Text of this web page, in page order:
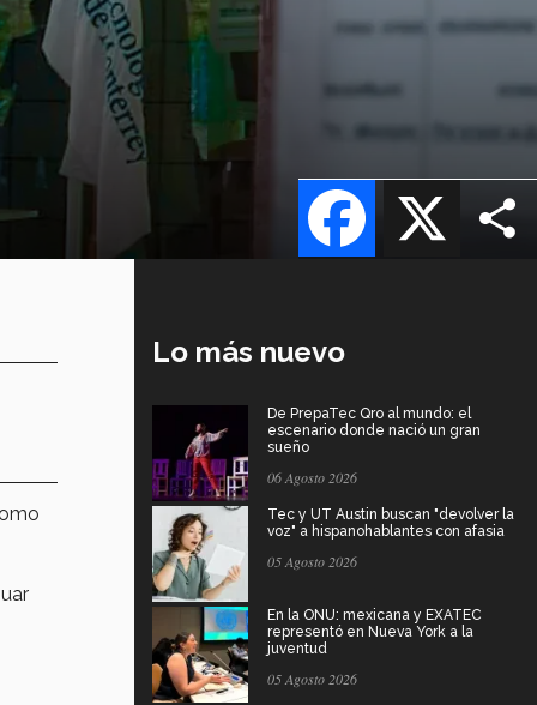
X
Facebook
Lo más nuevo
De PrepaTec Qro al mundo: el
escenario donde nació un gran
sueño
06 Agosto 2026
Tec y UT Austin buscan "devolver la
voz" a hispanohablantes con afasia
05 Agosto 2026
En la ONU: mexicana y EXATEC
representó en Nueva York a la
juventud
05 Agosto 2026